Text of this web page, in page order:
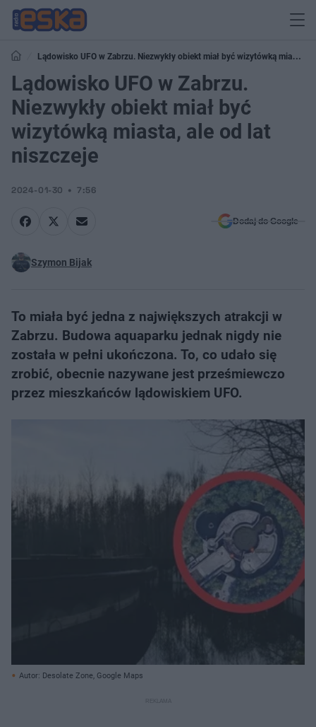
Lądowisko UFO w Zabrzu. Niezwykły obiekt miał być wizytówką miasta,
ale od lat niszczeje
Lądowisko UFO w Zabrzu.
Niezwykły obiekt miał być
wizytówką miasta, ale od lat
niszczeje
2024-01-30 7:56
Dodaj do Google
Szymon Bijak
To miała być jedna z największych atrakcji w
Zabrzu. Budowa aquaparku jednak nigdy nie
została w pełni ukończona. To, co udało się
zrobić, obecnie nazywane jest prześmiewczo
przez mieszkańców lądowiskiem UFO.
Autor: Desolate Zone, Google Maps